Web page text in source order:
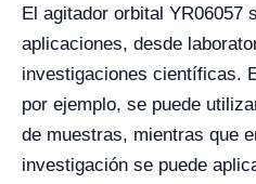
El agitador orbital YR06057
aplicaciones, desde
investigaciones científicas.
por ejemplo, se puede
de muestras, mientras que
investigación se puede